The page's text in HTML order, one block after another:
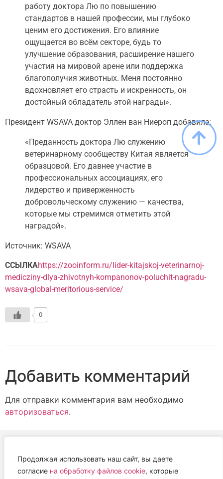
Продолжая использовать наш сайт, вы даете
согласие на обработку файлов cookie, которые
работу доктора Лю по повышению
стандартов в нашей профессии, мы глубоко
ценим его достижения. Его влияние
ощущается во всём секторе, будь то
улучшение образования, расширение нашего
участия на мировой арене или поддержка
благополучия животных. Меня постоянно
вдохновляет его страсть и искренность, он
достойный обладатель этой награды».
Президент WSAVA доктор Эллен ван Ниероп добавила:
«Преданность доктора Лю служению
ветеринарному сообществу Китая является
образцовой. Его давнее участие в
профессиональных ассоциациях, его
лидерство и приверженность
добровольческому служению — качества,
которые мы стремимся отметить этой
наградой».
Источник: WSAVA
ССЫЛКАhttps://zooinform.ru/lider-kitajskoj-veterinarnoj-
medicziny-dlya-zhivotnyh-kompanonov-poluchit-nagradu-
wsava-global-meritorious-service/
0
Добавить комментарий
Для отправки комментария вам необходимо
авторизоваться.
АВТОНОМНАЯ НЕКОММЕРЧЕСКАЯ ОРГАНИЗАЦИЯ
«ЦЕНТР ВЕТЕРИНАРНОЙ ТЕРАПИИ, ИММУНОЛОГИИ И